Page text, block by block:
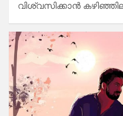
വിശ്വസിക്കാൻ